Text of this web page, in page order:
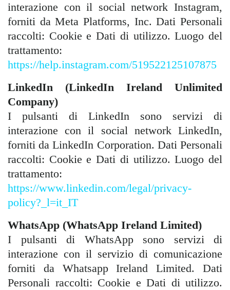
interazione con il social network Instagram,
forniti da Meta Platforms, Inc. Dati Personali
raccolti: Cookie e Dati di utilizzo. Luogo del
trattamento:
https://help.instagram.com/519522125107875
LinkedIn (LinkedIn Ireland Unlimited
Company)
I pulsanti di LinkedIn sono servizi di
interazione con il social network LinkedIn,
forniti da LinkedIn Corporation. Dati Personali
raccolti: Cookie e Dati di utilizzo. Luogo del
trattamento:
https://www.linkedin.com/legal/privacy-
policy?_l=it_IT
WhatsApp (WhatsApp Ireland Limited)
I pulsanti di WhatsApp sono servizi di
interazione con il servizio di comunicazione
forniti da Whatsapp Ireland Limited. Dati
Personali raccolti: Cookie e Dati di utilizzo.